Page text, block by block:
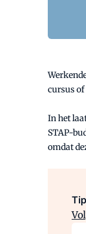
cursus
In het
STAP-
omdat